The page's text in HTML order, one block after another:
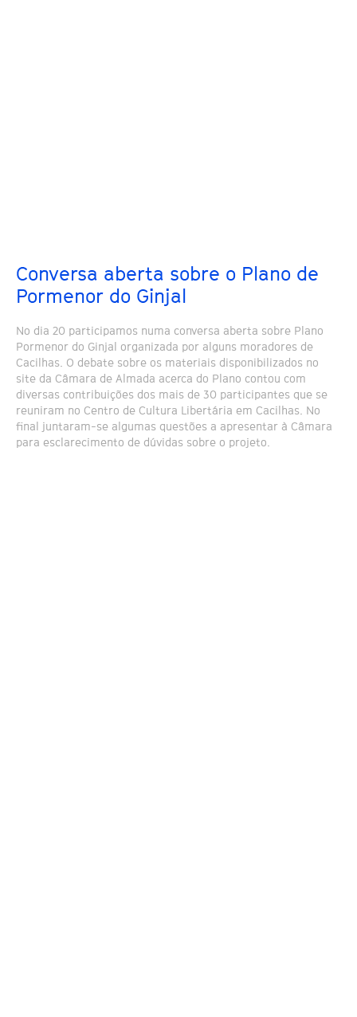
Conversa aberta sobre o Plano de
Pormenor do Ginjal
No dia 20 participamos numa conversa aberta sobre Plano
Pormenor do Ginjal organizada por alguns moradores de
Cacilhas. O debate sobre os materiais disponibilizados no
site da Câmara de Almada acerca do Plano contou com
diversas contribuições dos mais de 30 participantes que se
reuniram no Centro de Cultura Libertária em Cacilhas. No
final juntaram-se algumas questões a apresentar à Câmara
para esclarecimento de dúvidas sobre o projeto.